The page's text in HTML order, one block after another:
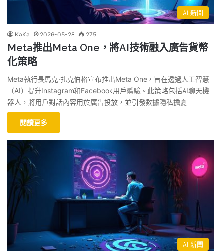
AI 新聞
KaKa 2026-05-28 275
Meta推出Meta One，將AI技術融入廣告貨幣
化策略
Meta執行長馬克·扎克伯格宣布推出Meta One，旨在透過人工智慧
（AI）提升Instagram和Facebook用戶體驗。此策略包括AI聊天機
器人，將用戶對話內容用於廣告投放，並引發數據隱私擔憂
閱讀更多
AI 新聞